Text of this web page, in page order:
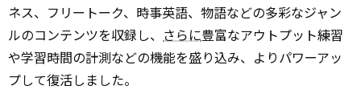
ネス、フリートーク、時事英語、物語などの多彩なジャン
ルのコンテンツを収録し、 さらに豊富なアウトプット練習
や学習時間の計測などの機能を盛り込み、よりパワーアッ
プして復活しました。